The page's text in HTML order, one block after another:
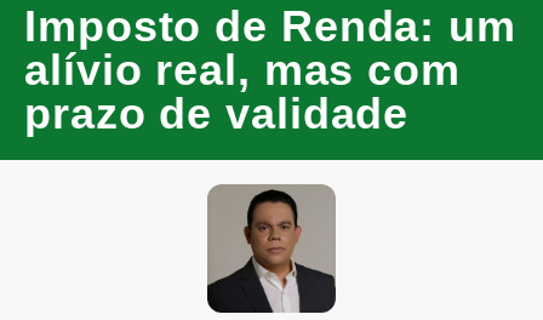
Imposto de Renda: um
alívio real, mas com
prazo de validade